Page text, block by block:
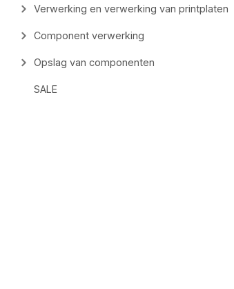
Verwerking en verwerking van printplaten
Component verwerking
Opslag van componenten
SALE